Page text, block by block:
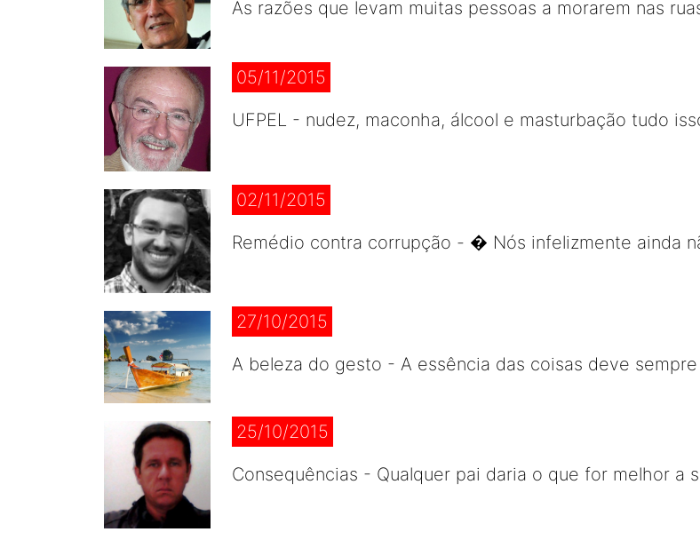
As razões que levam muitas pessoas a morarem nas
05/11/2015
UFPEL - nudez, maconha, álcool e masturbação tudo
02/11/2015
Remédio contra corrupção - � Nós infelizmente ainda
27/10/2015
A beleza do gesto - A essência das coisas deve
25/10/2015
Consequências - Qualquer pai daria o que for melhor a